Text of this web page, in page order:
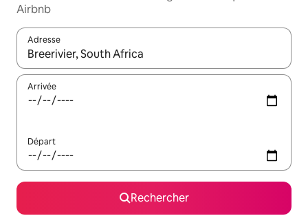
Airbnb
Adresse
Lorsque les résultats s'affichent, utilisez les flèches vers le
Arrivée
Départ
Rechercher